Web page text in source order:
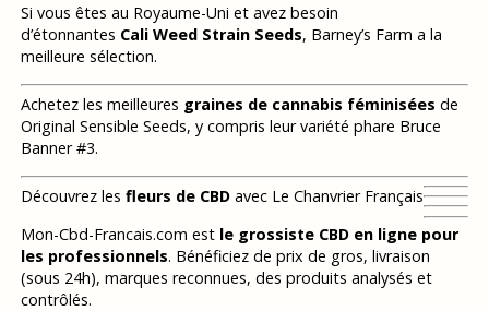
Si vous êtes au Royaume-Uni et avez besoin
d’étonnantes Cali Weed Strain Seeds, Barney’s Farm a la
meilleure sélection.
Achetez les meilleures graines de cannabis féminisées de
Original Sensible Seeds, y compris leur variété phare Bruce
Banner #3.
Découvrez les fleurs de CBDavec Le Chanvrier Français
Mon-Cbd-Francais.com est le grossiste CBD en ligne pour
les professionnels. Bénéficiez de prix de gros, livraison
(sous 24h), marques reconnues, des produits analysés et
contrôlés.